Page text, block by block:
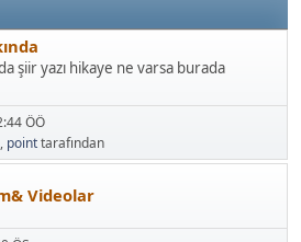
şiir yazı hikaye ne varsa burada
ÖÖ
, pointtarafından
Videolar